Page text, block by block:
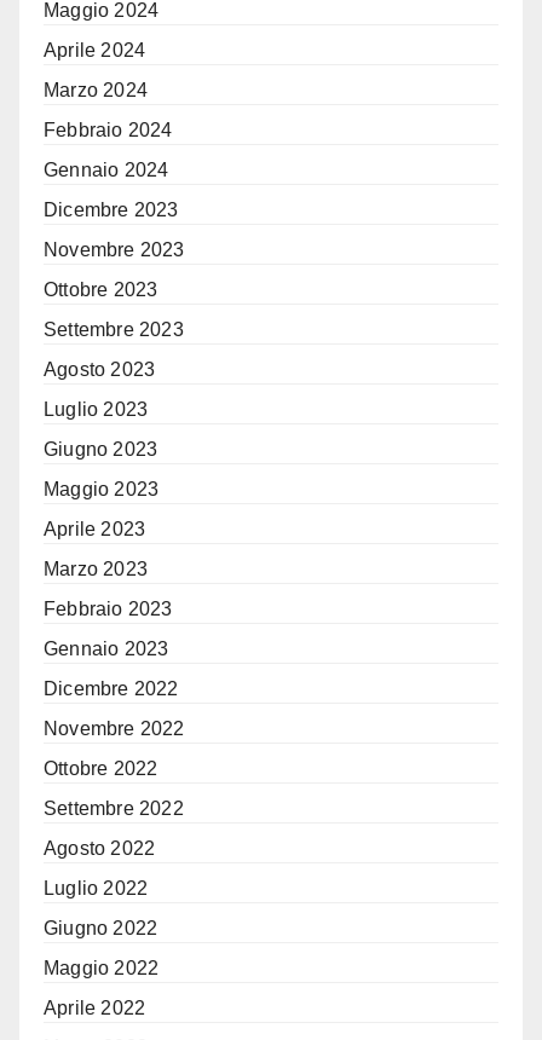
Maggio 2024
Aprile 2024
Marzo 2024
Febbraio 2024
Gennaio 2024
Dicembre 2023
Novembre 2023
Ottobre 2023
Settembre 2023
Agosto 2023
Luglio 2023
Giugno 2023
Maggio 2023
Aprile 2023
Marzo 2023
Febbraio 2023
Gennaio 2023
Dicembre 2022
Novembre 2022
Ottobre 2022
Settembre 2022
Agosto 2022
Luglio 2022
Giugno 2022
Maggio 2022
Aprile 2022